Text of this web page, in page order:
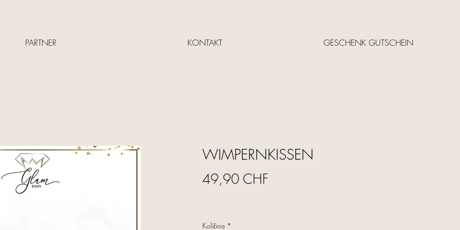
PARTNER KONTAKT GESCHENK GUTSCHEIN
WIMPERNKISSEN
49,90 CHF
Količina *